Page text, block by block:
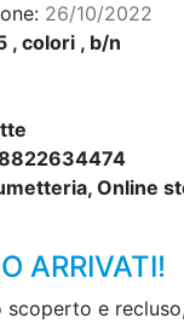
26/10/2022
, colori , b/n
Online
ARRIVATI!
scoperto e